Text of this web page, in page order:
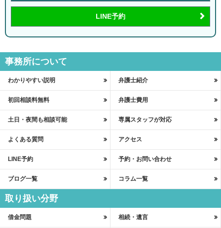
LINE予約
事務所について
わかりやすい説明 弁護士紹介
初回相談料無料 弁護士費用
土日・夜間も相談可能 専属スタッフが対応
よくある質問 アクセス
LINE予約 予約・お問い合わせ
ブログ一覧 コラム一覧
取り扱い分野
借金問題 相続・遺言